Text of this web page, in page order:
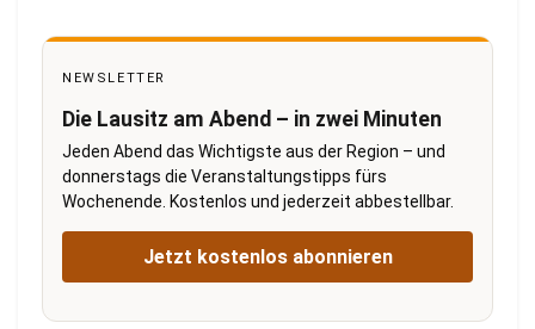
NEWSLETTER
Die Lausitz am Abend – in zwei Minuten
Jeden Abend das Wichtigste aus der Region – und
donnerstags die Veranstaltungstipps fürs
Wochenende. Kostenlos und jederzeit abbestellbar.
Jetzt kostenlos abonnieren